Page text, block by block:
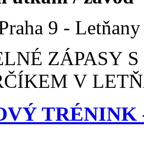
9 - Letňany
ZÁPASY
V